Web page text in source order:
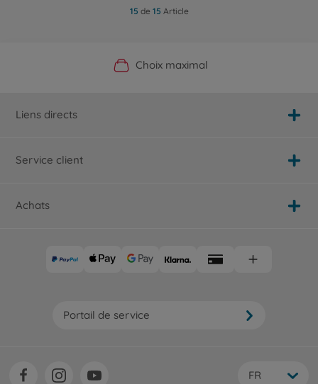
15 de 15 Article
Boutique officielle du fabricant
Choix maximal
Service personnalisé
Livraison rapide
Liens directs
Service client
Achats
Portail de service
FR